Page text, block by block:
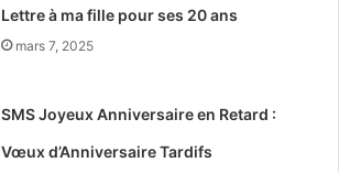
Lettre à ma fille pour ses 20 ans
mars 7, 2025
SMS Joyeux Anniversaire en Retard :
Vœux d’Anniversaire Tardifs